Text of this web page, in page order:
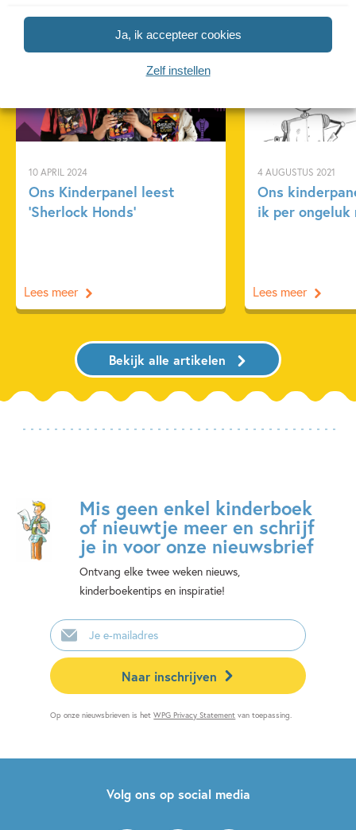
Ja, ik accepteer cookies
Zelf instellen
Artikelen over Tim Collins
10 APRIL 2024
Ons Kinderpanel leest
‘Sherlock Honds’
Lees meer
4 AUGUSTUS 2021
Ons
ik per ongeluk
Lees meer
Bekijk alle artikelen
Mis geen enkel kinderboek
of nieuwtje meer en schrijf
je in voor onze nieuwsbrief
Ontvang elke twee weken nieuws,
kinderboekentips en inspiratie!
E-
mailadres
Naar inschrijven
Op onze nieuwsbrieven is hetWPG Privacy Statement van toepassing.
Volg ons op social media